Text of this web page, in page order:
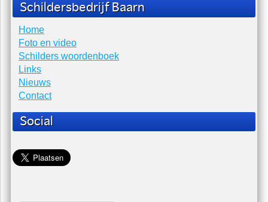
Schildersbedrijf Baarn
Home
Foto en video
Schilders woordenboek
Links
Nieuws
Contact
Social